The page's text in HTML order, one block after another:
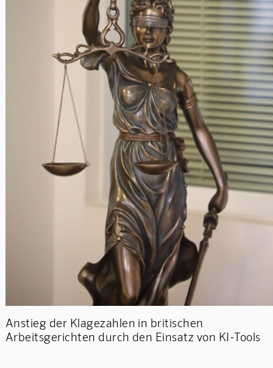
Anstieg der Klagezahlen in britischen
Arbeitsgerichten durch den Einsatz von KI-Tools